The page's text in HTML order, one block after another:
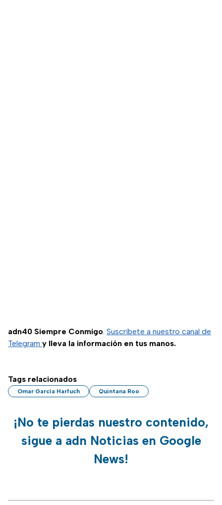
adn40 Siempre Conmigo. Suscríbete a nuestro canal de
Telegram y lleva la información en tus manos.
Tags relacionados
Omar García Harfuch Quintana Roo
¡No te pierdas nuestro contenido,
sigue a adn Noticias en Google
News!